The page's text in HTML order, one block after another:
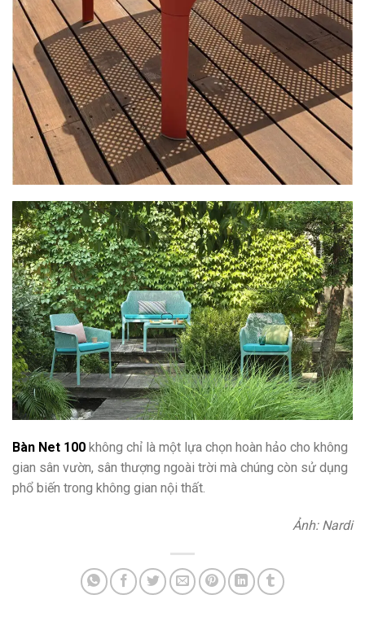
Bàn Net 100 không chỉ là một lựa chọn hoàn hảo cho không
gian sân vườn, sân thượng ngoài trời mà chúng còn sử dụng
phổ biến trong không gian nội thất.
Ảnh: Nardi